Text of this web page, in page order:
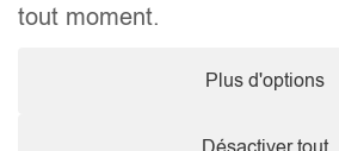
Documents utiles
Notaire.be
Agent immobilier courtier, agrégation
tout moment.
Plus d'options